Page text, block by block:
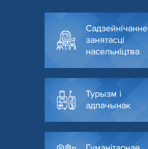
Садзейнічанне
занятасці
насельніцтва
Турызм і
адпачынак